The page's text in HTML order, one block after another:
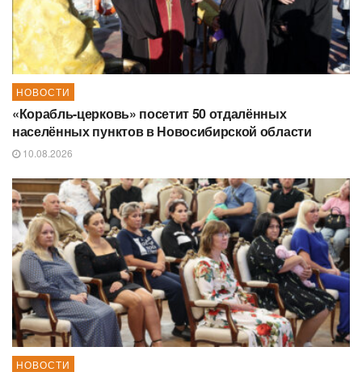
НОВОСТИ
«Корабль-церковь» посетит 50 отдалённых
населённых пунктов в Новосибирской области
10.08.2026
НОВОСТИ